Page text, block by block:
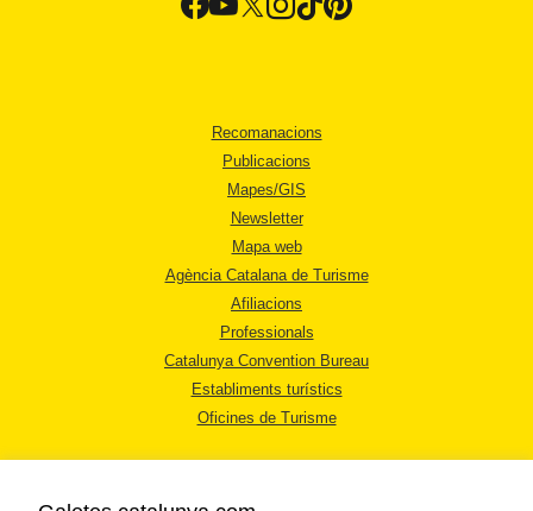
Recomanacions
Publicacions
Mapes/GIS
Newsletter
Mapa web
Agència Catalana de Turisme
Afiliacions
Professionals
Catalunya Convention Bureau
Establiments turístics
Oficines de Turisme